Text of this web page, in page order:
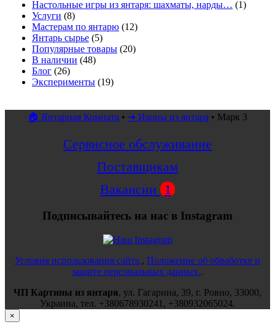
Настольные игры из янтаря: шахматы, нарды… (1)
Услуги (8)
Мастерам по янтарю (12)
Янтарь сырье (5)
Популярные товары (20)
В наличии (48)
Блог (26)
Эксперименты (19)
🏠 Янтарная Комната • ➜ Иконы из янтаря • Марк 3
Сервисное обслуживание
Поставщикам
Вакансии 1
Подписывайтесь на нас в Instagram
Условия использования сайта,, Положение об обработке и
защите персональных данных..
ЧП Картины из янтаря, ул. Гагарина, 39, г. Ровно, 33000,
Украина, тел. +380678930241 , +380932065024.
×